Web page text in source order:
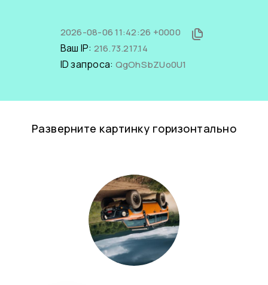
2026-08-06 11:42:26 +0000
Ваш IP: 216.73.217.14
ID запроса: QgOhSbZUo0U1
Разверните картинку горизонтально